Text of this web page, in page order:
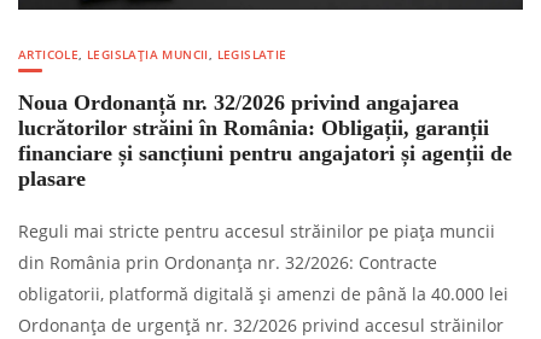
ARTICOLE, LEGISLAȚIA MUNCII, LEGISLATIE
Noua Ordonanță nr. 32/2026 privind angajarea
lucrătorilor străini în România: Obligații, garanții
financiare și sancțiuni pentru angajatori și agenții de
plasare
Reguli mai stricte pentru accesul străinilor pe piața muncii
din România prin Ordonanța nr. 32/2026: Contracte
obligatorii, platformă digitală și amenzi de până la 40.000 lei
Ordonanţa de urgenţă nr. 32/2026 privind accesul străinilor